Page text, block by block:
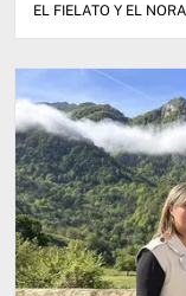
EL FIELATO Y EL NORA